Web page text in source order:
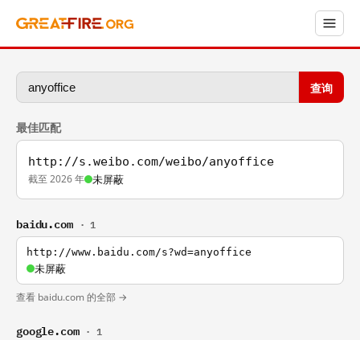
查询
最佳匹配
http://s.weibo.com/weibo/anyoffice
截至 2026 年 未屏蔽
baidu.com · 1
http://www.baidu.com/s?wd=anyoffice
未屏蔽
查看 baidu.com 的全部 →
google.com · 1